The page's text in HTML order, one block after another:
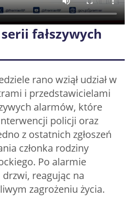
fałszywych
rano wziął udział w
i przedstawicielami
alarmów, które
policji oraz
z ostatnich zgłoszeń
członka rodziny
Po alarmie
reagując na
zagrożeniu życia.